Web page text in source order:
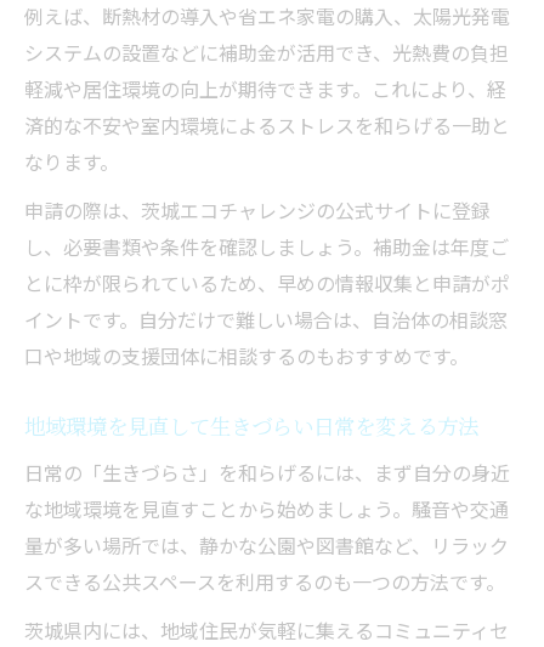
例えば、断熱材の導入や省エネ家電の購入、太陽光発電
システムの設置などに補助金が活用でき、光熱費の負担
軽減や居住環境の向上が期待できます。これにより、経
済的な不安や室内環境によるストレスを和らげる一助と
なります。
申請の際は、茨城エコチャレンジの公式サイトに登録
し、必要書類や条件を確認しましょう。補助金は年度ご
とに枠が限られているため、早めの情報収集と申請がポ
イントです。自分だけで難しい場合は、自治体の相談窓
口や地域の支援団体に相談するのもおすすめです。
地域環境を見直して生きづらい日常を変える方法
日常の「生きづらさ」を和らげるには、まず自分の身近
な地域環境を見直すことから始めましょう。騒音や交通
量が多い場所では、静かな公園や図書館など、リラック
スできる公共スペースを利用するのも一つの方法です。
茨城県内には、地域住民が気軽に集えるコミュニティセ